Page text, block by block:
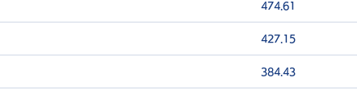
474.61
427.15
384.43